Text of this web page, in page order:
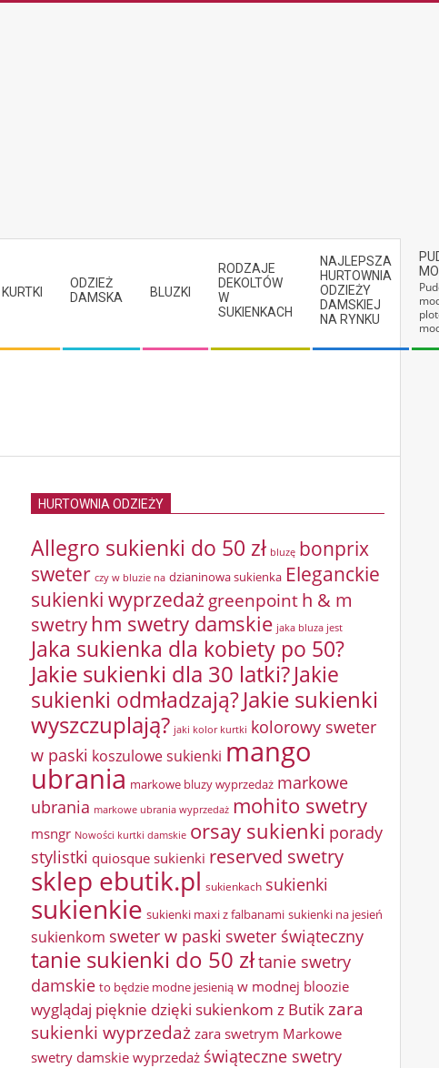
KURTKI
ODZIEŻ
DAMSKA
BLUZKI
RODZAJE
DEKOLTÓW
W
SUKIENKACH
NAJLEPSZA
HURTOWNIA
ODZIEŻY
DAMSKIEJ
NA RYNKU
HURTOWNIA ODZIEŻY
Allegro sukienki do 50 zł bluzę bonprix
sweter czy w bluzie na dzianinowa sukienka Eleganckie
sukienki wyprzedaż greenpointh & m
swetryhm swetry damskie jaka bluza jest
Jaka sukienka dla kobiety po 50?
Jakie sukienki dla 30 latki?Jakie
sukienki odmładzają?Jakie sukienki
wyszczuplają? jaki kolor kurtki kolorowy sweter
w paski koszulowe sukienki mango
ubrania markowe bluzy wyprzedaż markowe
ubrania markowe ubrania wyprzedaż mohito swetry
msngr Nowości kurtki damskie orsay sukienki porady
stylistki quiosque sukienki reserved swetry
sklep ebutik.pl sukienkach sukienki
sukienkie sukienki maxi z falbanami sukienki na jesień
sukienkom sweter w paski sweter świąteczny
tanie sukienki do 50 złtanie swetry
damskie to będzie modne jesienią w modnej bloozie
wyglądaj pięknie dzięki sukienkom z Butikzara
sukienki wyprzedażzara swetrym Markowe
swetry damskie wyprzedaż świąteczne swetry